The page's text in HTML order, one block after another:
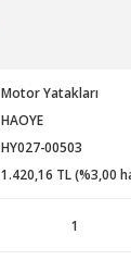
Motor Yatakları
HAOYE
HY027-00503
1.420,16 TL (%3,00